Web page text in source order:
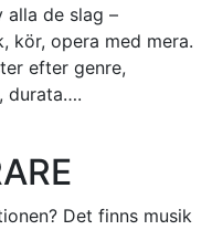
alla de slag –
kör, opera med mera.
efter genre,
durata….
Det finns musik